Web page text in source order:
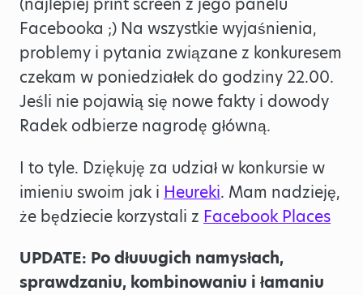
Facebooka ;) Na wszystkie wyjaśnienia,
problemy i pytania związane z konkuresem
czekam w poniedziałek do godziny 22.00.
Jeśli nie pojawią się nowe fakty i dowody
Radek odbierze nagrodę główną.
I to tyle. Dziękuję za udział w konkursie w
imieniu swoim jak i Heureki. Mam nadzieję,
że będziecie korzystali z Facebook Places
UPDATE: Po dłuuugich namysłach,
sprawdzaniu, kombinowaniu i łamaniu